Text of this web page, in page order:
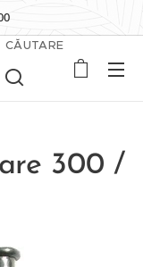
CĂUTARE
300 /